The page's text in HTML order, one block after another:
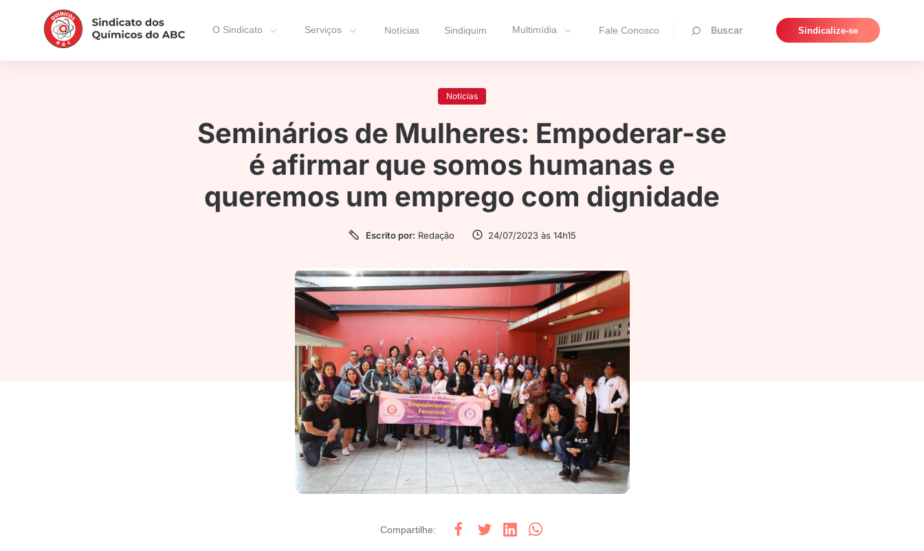
O Sindicato Serviços Notícias Sindiquim Multimídia Fale Conosco Buscar Sindicalize-se
Pesquisar
Notícias
Seminários de Mulheres: Empoderar-se
é afirmar que somos humanas e
queremos um emprego com dignidade
Escrito por: Redação 24/07/2023 às 14h15
Compartilhe: